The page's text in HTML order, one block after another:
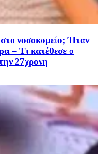
νοσοκομείο; Ήταν
– Τι κατέθεσε ο
27χρονη